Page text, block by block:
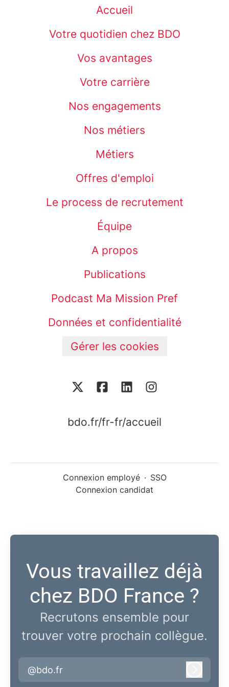
Accueil
Votre quotidien chez BDO
Vos avantages
Votre carrière
Nos engagements
Nos métiers
Métiers
Offres d'emploi
Le process de recrutement
Équipe
A propos
Publications
Podcast Ma Mission Pref
Données et confidentialité
Gérer les cookies
bdo.fr/fr-fr/accueil
Connexion employé · SSO
Connexion candidat
Vous travaillez déjà
chez BDO France ?
Recrutons ensemble pour
trouver votre prochain collègue.
@bdo.fr